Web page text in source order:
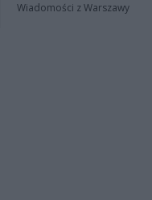
Wiadomości z Warszawy